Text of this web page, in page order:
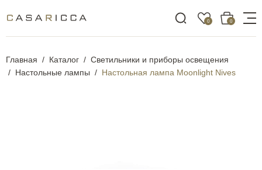
0 0
Главная Каталог
Светильники и приборы освещения
Настольные лампы
Настольная лампа Moonlight Nives